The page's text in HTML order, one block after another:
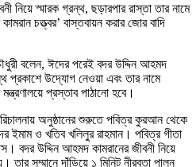
নিয়ে স্মারক গ্রন্থ, ছড়ারপার রাস্তা তার নামে
চত্ত্বর’ বাস্তবায়ন করার জোর বাদি
বলেন, ঈদের পরেই বদর উদ্দিন আহমদ
প্রকাশে উদ্যোগ নেওয়া এবং তার নামে
প্রস্তাব পাঠানো হবে।
অনুষ্ঠানের শুরুতে পবিত্র কুরআন থেকে
ইমাম ও খতিব খলিলুর রাহমান। পবিত্র গীতা
বদর উদ্দিন আহমদ কামরানের জীবনী নিয়ে
তার সম্মানে দাঁড়িয়ে ১ মিনিট নীরবতা পালন